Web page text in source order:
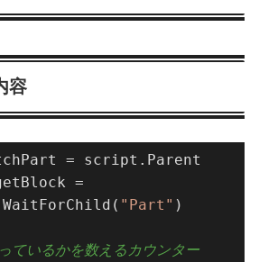
容
=
"Part" )
いるかを数えるカウンター